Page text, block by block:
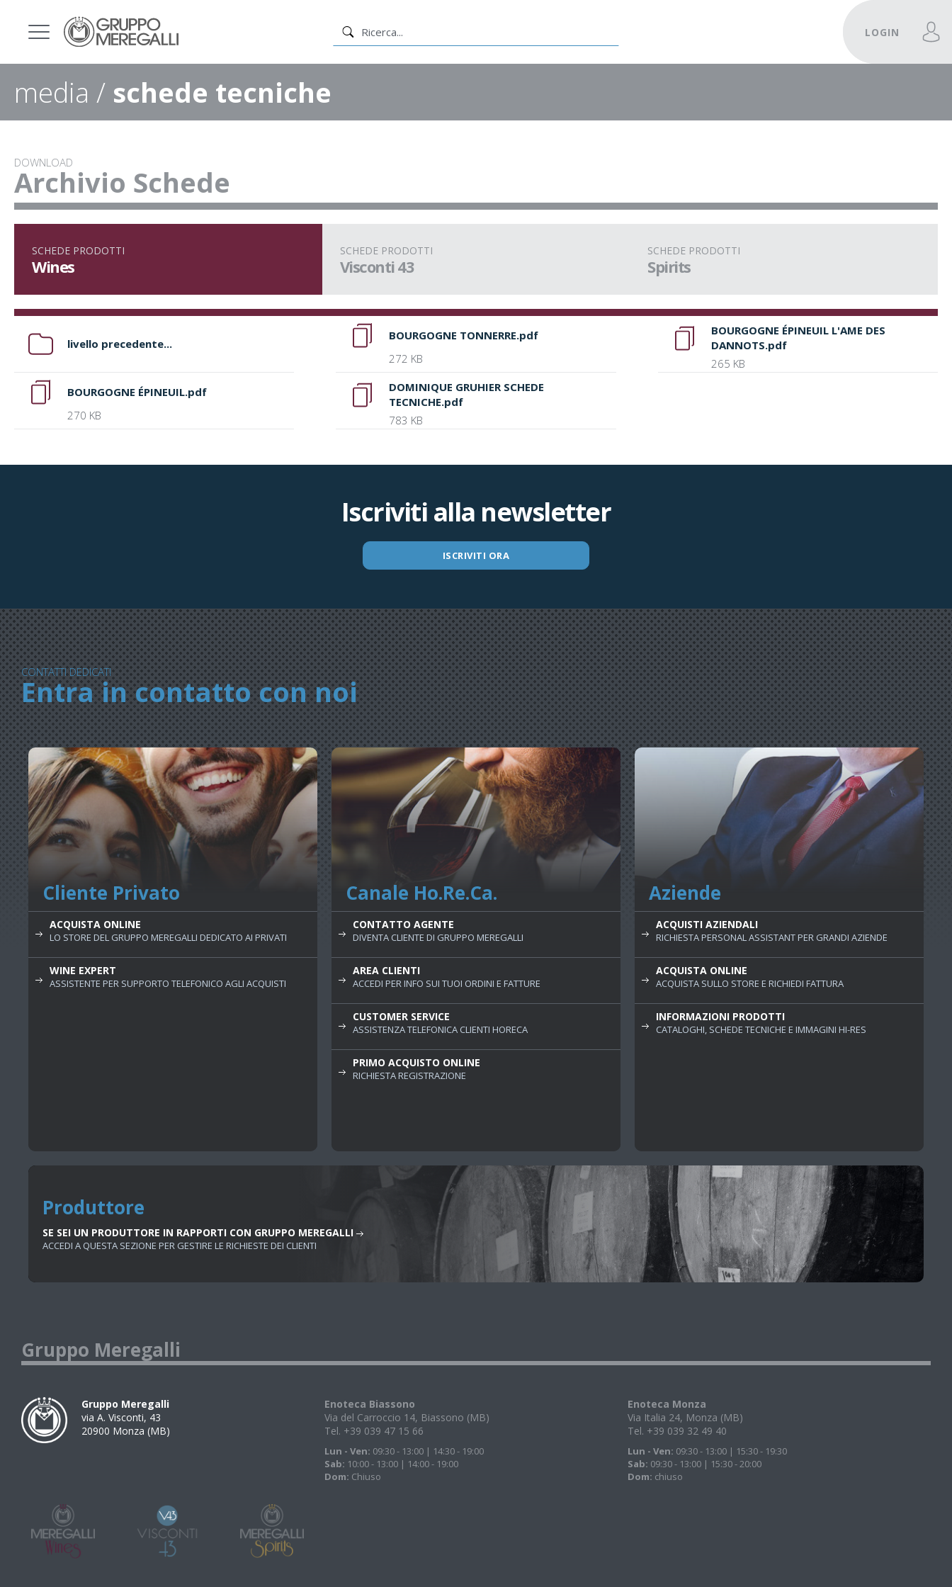
LOGIN
media / schede tecniche
DOWNLOAD
Archivio Schede
SCHEDE PRODOTTI
Wines
SCHEDE PRODOTTI
Visconti 43
SCHEDE PRODOTTI
Spirits
livello precedente...
BOURGOGNE TONNERRE.pdf
272 KB
BOURGOGNE ÉPINEUIL L'AME DES
DANNOTS.pdf
265 KB
BOURGOGNE ÉPINEUIL.pdf
270 KB
DOMINIQUE GRUHIER SCHEDE
TECNICHE.pdf
783 KB
Iscriviti alla newsletter
ISCRIVITI ORA
CONTATTI DEDICATI
Entra in contatto con noi
Cliente Privato
ACQUISTA ONLINE
LO STORE DEL GRUPPO MEREGALLI DEDICATO AI PRIVATI
WINE EXPERT
ASSISTENTE PER SUPPORTO TELEFONICO AGLI ACQUISTI
Canale Ho.Re.Ca.
CONTATTO AGENTE
DIVENTA CLIENTE DI GRUPPO MEREGALLI
AREA CLIENTI
ACCEDI PER INFO SUI TUOI ORDINI E FATTURE
CUSTOMER SERVICE
ASSISTENZA TELEFONICA CLIENTI HORECA
PRIMO ACQUISTO ONLINE
RICHIESTA REGISTRAZIONE
Aziende
ACQUISTI AZIENDALI
RICHIESTA PERSONAL ASSISTANT PER GRANDI AZIENDE
ACQUISTA ONLINE
ACQUISTA SULLO STORE E RICHIEDI FATTURA
INFORMAZIONI PRODOTTI
CATALOGHI, SCHEDE TECNICHE E IMMAGINI HI-RES
Produttore
SE SEI UN PRODUTTORE IN RAPPORTI CON GRUPPO MEREGALLI
ACCEDI A QUESTA SEZIONE PER GESTIRE LE RICHIESTE DEI CLIENTI
Gruppo Meregalli
Gruppo Meregalli
via A. Visconti, 43
20900 Monza (MB)
Enoteca Biassono
Via del Carroccio 14, Biassono (MB)
Tel. +39 039 47 15 66
Lun - Ven: 09:30 - 13:00 | 14:30 - 19:00
Sab: 10:00 - 13:00 | 14:00 - 19:00
Dom: Chiuso
Enoteca Monza
Via Italia 24, Monza (MB)
Tel. +39 039 32 49 40
Lun - Ven: 09:30 - 13:00 | 15:30 - 19:30
Sab: 09:30 - 13:00 | 15:30 - 20:00
Dom: chiuso